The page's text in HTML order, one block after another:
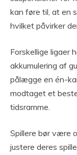
kan føre til, at en
hvilket påvirker
Forskellige ligaer
akkumulering af
pålægge en én-
modtaget et
tidsramme.
Spillere bør være
justere deres